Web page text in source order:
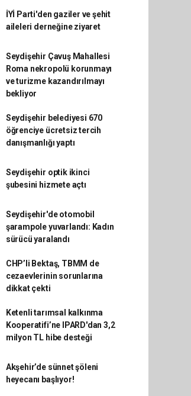
İYİ Parti'den gaziler ve şehit
aileleri derneğine ziyaret
Seydişehir Çavuş Mahallesi
Roma nekropolü korunmayı
ve turizme kazandırılmayı
bekliyor
Seydişehir belediyesi 670
öğrenciye ücretsiz tercih
danışmanlığı yaptı
Seydişehir optik ikinci
şubesini hizmete açtı
Seydişehir'de otomobil
şarampole yuvarlandı: Kadın
sürücü yaralandı
CHP’li Bektaş, TBMM de
cezaevlerinin sorunlarına
dikkat çekti
Ketenli tarımsal kalkınma
Kooperatifi’ne IPARD'dan 3,2
milyon TL hibe desteği
Akşehir’de sünnet şöleni
heyecanı başlıyor!